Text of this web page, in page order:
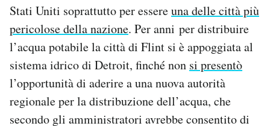
Stati Uniti soprattutto per essereuna delle città più
pericolose della nazione. Per anni per distribuire
l’acqua potabile la città di Flint si è appoggiata al
sistema idrico di Detroit, finché non si presentò
l’opportunità di aderire a una nuova autorità
regionale per la distribuzione dell’acqua, che
secondo gli amministratori avrebbe consentito di